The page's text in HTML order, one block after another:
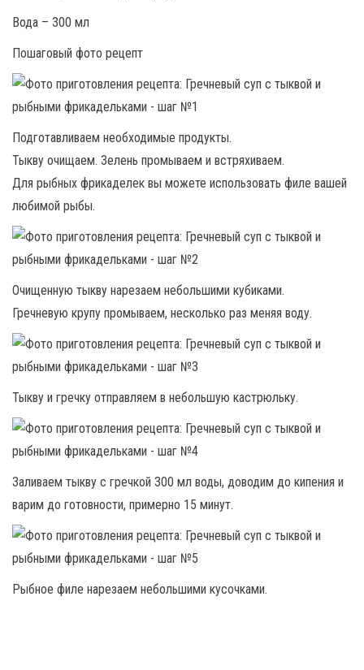
Вода – 300 мл
Пошаговый фото рецепт
Подготавливаем необходимые продукты.
Тыкву очищаем. Зелень промываем и встряхиваем.
Для рыбных фрикаделек вы можете использовать филе вашей
любимой рыбы.
Очищенную тыкву нарезаем небольшими кубиками.
Гречневую крупу промываем, несколько раз меняя воду.
Тыкву и гречку отправляем в небольшую кастрюльку.
Заливаем тыкву с гречкой 300 мл воды, доводим до кипения и
варим до готовности, примерно 15 минут.
Рыбное филе нарезаем небольшими кусочками.